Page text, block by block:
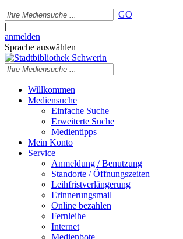
GO
|
anmelden
Sprache auswählen
Willkommen
Mediensuche
Einfache Suche
Erweiterte Suche
Medientipps
Mein Konto
Service
Anmeldung / Benutzung
Standorte / Öffnungszeiten
Leihfristverlängerung
Erinnerungsmail
Online bezahlen
Fernleihe
Internet
Medienbote